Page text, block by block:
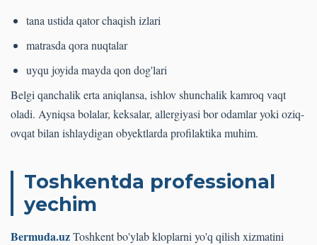
tana ustida qator chaqish izlari
matrasda qora nuqtalar
uyqu joyida mayda qon dog'lari
Belgi qanchalik erta aniqlansa, ishlov shunchalik kamroq vaqt
oladi. Ayniqsa bolalar, keksalar, allergiyasi bor odamlar yoki oziq-
ovqat bilan ishlaydigan obyektlarda profilaktika muhim.
Toshkentda professional
yechim
Bermuda.uzToshkent bo'ylab kloplarni yo'q qilish xizmatini